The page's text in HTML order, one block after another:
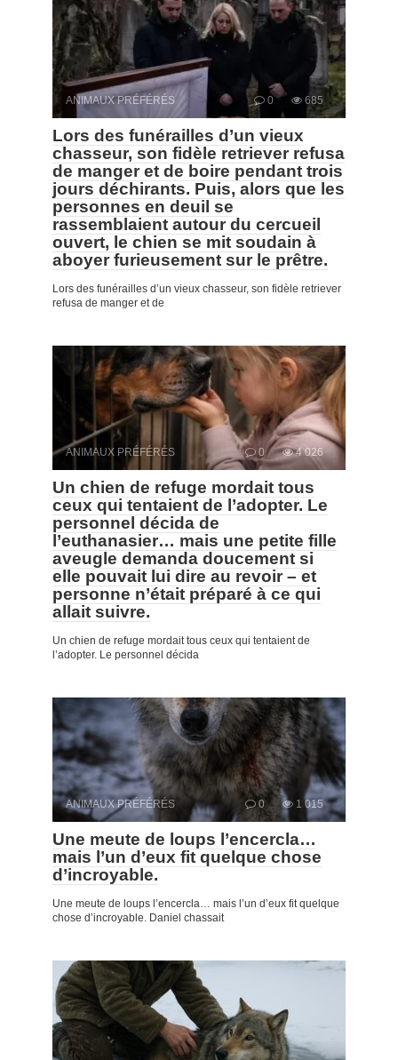
ANIMAUX PRÉFÉRÉS 0 685
Lors des funérailles d’un vieux
chasseur, son fidèle retriever refusa
de manger et de boire pendant trois
jours déchirants. Puis, alors que les
personnes en deuil se
rassemblaient autour du cercueil
ouvert, le chien se mit soudain à
aboyer furieusement sur le prêtre.
Lors des funérailles d’un vieux chasseur, son fidèle retriever
refusa de manger et de
ANIMAUX PRÉFÉRÉS 0 4 026
Un chien de refuge mordait tous
ceux qui tentaient de l’adopter. Le
personnel décida de
l’euthanasier… mais une petite fille
aveugle demanda doucement si
elle pouvait lui dire au revoir – et
personne n’était préparé à ce qui
allait suivre.
Un chien de refuge mordait tous ceux qui tentaient de
l’adopter. Le personnel décida
ANIMAUX PRÉFÉRÉS 0 1 015
Une meute de loups l’encercla…
mais l’un d’eux fit quelque chose
d’incroyable.
Une meute de loups l’encercla… mais l’un d’eux fit quelque
chose d’incroyable. Daniel chassait